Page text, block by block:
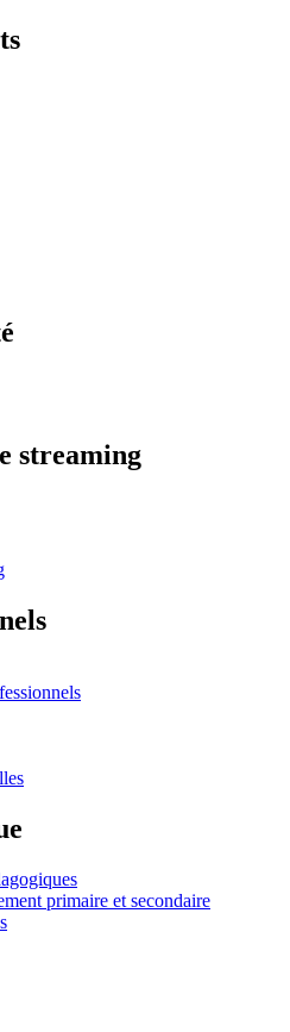
streaming
primaire et secondaire